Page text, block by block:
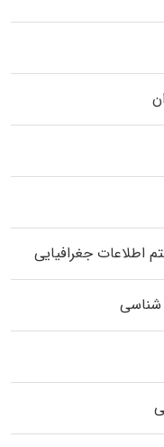
اطلاعات جغرافیایی
شناسی